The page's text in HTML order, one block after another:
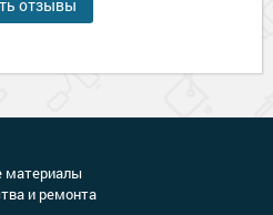
отзывы
материалы
и ремонта